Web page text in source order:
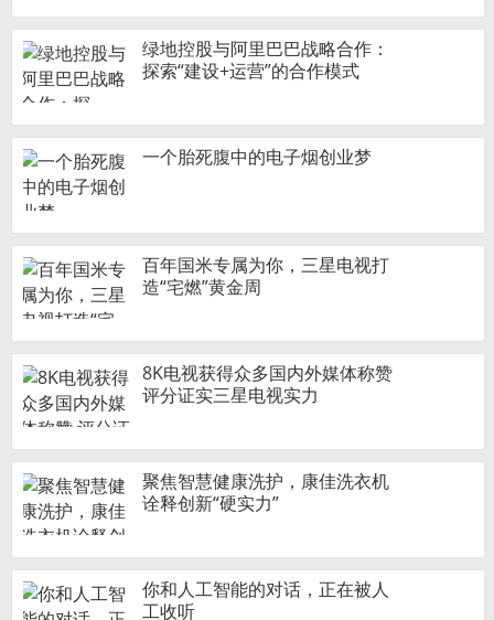
绿地控股与阿里巴巴战略合作：
探索“建设+运营”的合作模式
一个胎死腹中的电子烟创业梦
百年国米专属为你，三星电视打
造“宅燃”黄金周
8K电视获得众多国内外媒体称赞
评分证实三星电视实力
聚焦智慧健康洗护，康佳洗衣机
诠释创新“硬实力”
你和人工智能的对话，正在被人
工收听
微软（亚洲）互联网工程院：于
伟从未担任“微软高管”
三星于IFA2019推出旗下全新
BESPOKE冰箱及高端嵌入式厨电
系列
失语者金立：复活后首部手机预
订量仅数千部 “亡”者难归来